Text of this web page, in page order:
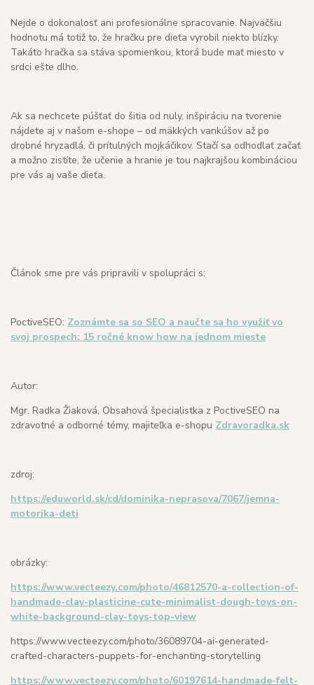
Nejde o dokonalosť ani profesionálne spracovanie. Najväčšiu
hodnotu má totiž to, že hračku pre dieťa vyrobil niekto blízky.
Takáto hračka sa stáva spomienkou, ktorá bude mať miesto v
srdci ešte dlho.
Ak sa nechcete púšťať do šitia od nuly, inšpiráciu na tvorenie
nájdete aj v našom e-shope – od mäkkých vankúšov až po
drobné hryzadlá, či prítulných mojkáčikov. Stačí sa odhodlať začať
a možno zistíte, že učenie a hranie je tou najkrajšou kombináciou
pre vás aj vaše dieťa.
Článok sme pre vás pripravili v spolupráci s:
PoctiveSEO: Zoznámte sa so SEO a naučte sa ho využiť vo
svoj prospech: 15 ročné know how na jednom mieste
Autor:
Mgr. Radka Žiaková, Obsahová špecialistka z PoctiveSEO na
zdravotné a odborné témy, majiteľka e-shopu Zdravoradka.sk
zdroj:
https://eduworld.sk/cd/dominika-neprasova/7067/jemna-
motorika-deti
obrázky:
https://www.vecteezy.com/photo/46812570-a-collection-of-
handmade-clay-plasticine-cute-minimalist-dough-toys-on-
white-background-clay-toys-top-view
https://www.vecteezy.com/photo/36089704-ai-generated-
crafted-characters-puppets-for-enchanting-storytelling
https://www.vecteezy.com/photo/60197614-handmade-felt-